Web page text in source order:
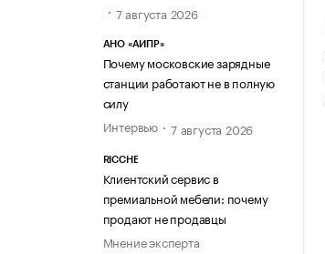
7 августа 2026
АНО «АИПР»
Почему московские зарядные
станции работают не в полную
силу
Интервью
7 августа 2026
RICCHE
Клиентский сервис в
премиальной мебели: почему
продают не продавцы
Мнение эксперта